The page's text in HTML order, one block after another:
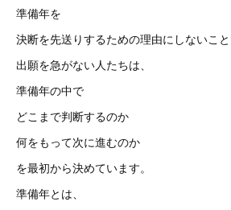
準備年を
決断を先送りするための理由にしないこと
出願を急がない人たちは、
準備年の中で
どこまで判断するのか
何をもって次に進むのか
を最初から決めています。
準備年とは、